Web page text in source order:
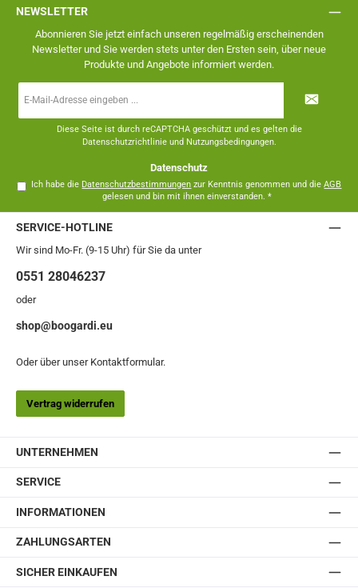
NEWSLETTER
Abonnieren Sie jetzt einfach unseren regelmäßig erscheinenden
Newsletter und Sie werden stets unter den Ersten sein, über neue
Produkte und Angebote informiert werden.
Mail-
Diese Seite ist durch reCAPTCHA geschützt und es gelten die
Datenschutzrichtlinieund Nutzungsbedingungen.
Datenschutz
Ich habe die Datenschutzbestimmungen zur Kenntnis genommen und dieAGB
gelesen und bin mit ihnen einverstanden. *
SERVICE-HOTLINE
Wir sind Mo-Fr. (9-15 Uhr) für Sie da unter
0551 28046237
oder
shop@boogardi.eu
Oder über unser Kontaktformular.
Vertrag widerrufen
UNTERNEHMEN
SERVICE
INFORMATIONEN
ZAHLUNGSARTEN
SICHER EINKAUFEN